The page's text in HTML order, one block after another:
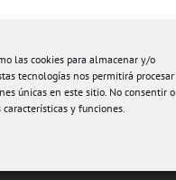
las cookies para almacenar y/o
tecnologías nos permitirá procesar
únicas en este sitio. No consentir o
y funciones.